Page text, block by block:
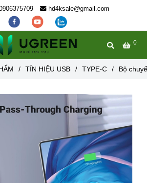
hd4ksale@gmail.com
0
/ TÍN HIỆU USB / TYPE-C / Bộ